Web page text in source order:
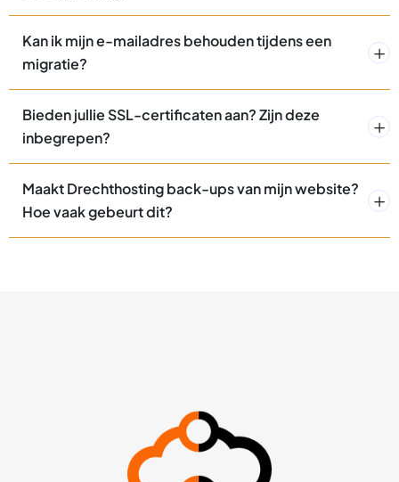
Kan ik mijn e-mailadres behouden tijdens een
migratie?
Bieden jullie SSL-certificaten aan? Zijn deze
inbegrepen?
Maakt Drechthosting back-ups van mijn website?
Hoe vaak gebeurt dit?